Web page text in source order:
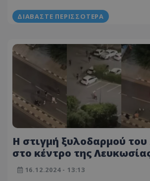
ΔΙΑΒΆΣΤΕ ΠΕΡΙΣΣΌΤΕΡΑ
Η στιγμή ξυλοδαρμού
στο κέντρο της
σοκαριστικό βίντεο
16.12.2024 - 13:13